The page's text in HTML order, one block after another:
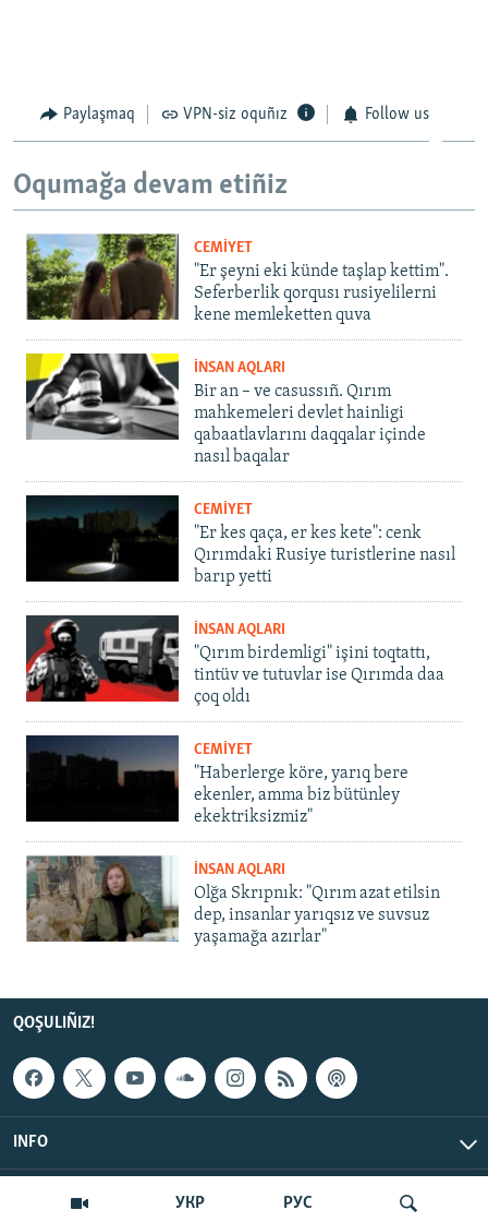
УКР РУС
Paylaşmaq VPN-siz oquñız Follow us
Oqumağa devam etiñiz
CEMİYET
"Er şeyni eki künde taşlap kettim".
Seferberlik qorqusı rusiyelilerni
kene memleketten quva
İNSAN AQLARI
Bir an – ve casussıñ. Qırım
mahkemeleri devlet hainligi
qabaatlavlarını daqqalar içinde
nasıl baqalar
CEMİYET
"Er kes qaça, er kes kete": cenk
Qırımdaki Rusiye turistlerine nasıl
barıp yetti
İNSAN AQLARI
"Qırım birdemligi" işini toqtattı,
tintüv ve tutuvlar ise Qırımda daa
çoq oldı
CEMİYET
"Haberlerge köre, yarıq bere
ekenler, amma biz bütünley
ekektriksizmiz"
İNSAN AQLARI
Olğa Skrıpnık: "Qırım azat etilsin
dep, insanlar yarıqsız ve suvsuz
yaşamağa azırlar"
QOŞULIÑIZ!
INFO
© Qırım.Aqiqat, 2026 | All Rights Reserved.